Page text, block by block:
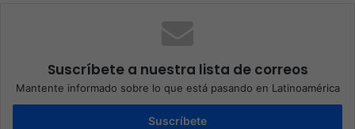
Suscríbete a nuestra lista de correos
Mantente informado sobre lo que está pasando en Latinoamérica
Suscríbete